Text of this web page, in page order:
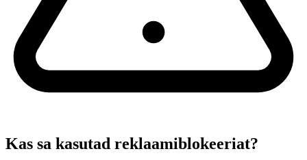
Kas sa kasutad reklaamiblokeeriat?